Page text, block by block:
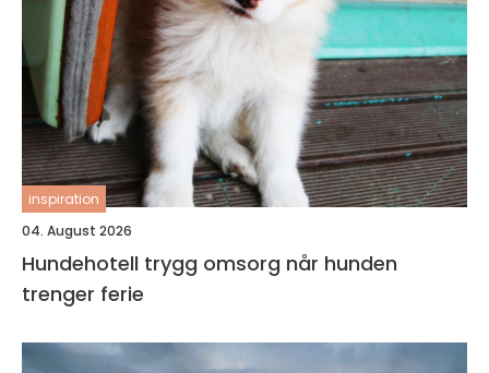
inspiration
04. August 2026
Hundehotell trygg omsorg når hunden
trenger ferie